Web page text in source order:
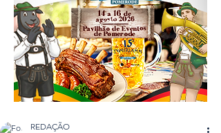
REDAÇÃO